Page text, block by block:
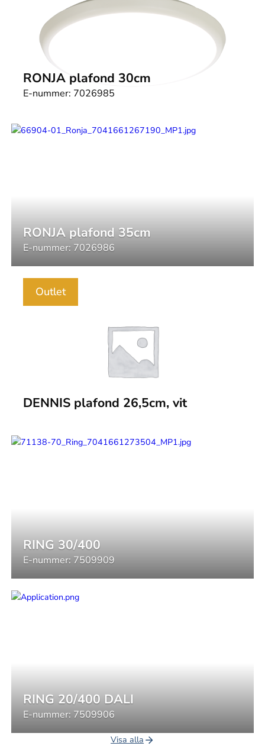
RONJA plafond 30cm
E-nummer: 7026985
RONJA plafond 35cm
E-nummer: 7026986
Outlet
DENNIS plafond 26,5cm, vit
RING 30/400
E-nummer: 7509909
RING 20/400 DALI
E-nummer: 7509906
Visa alla